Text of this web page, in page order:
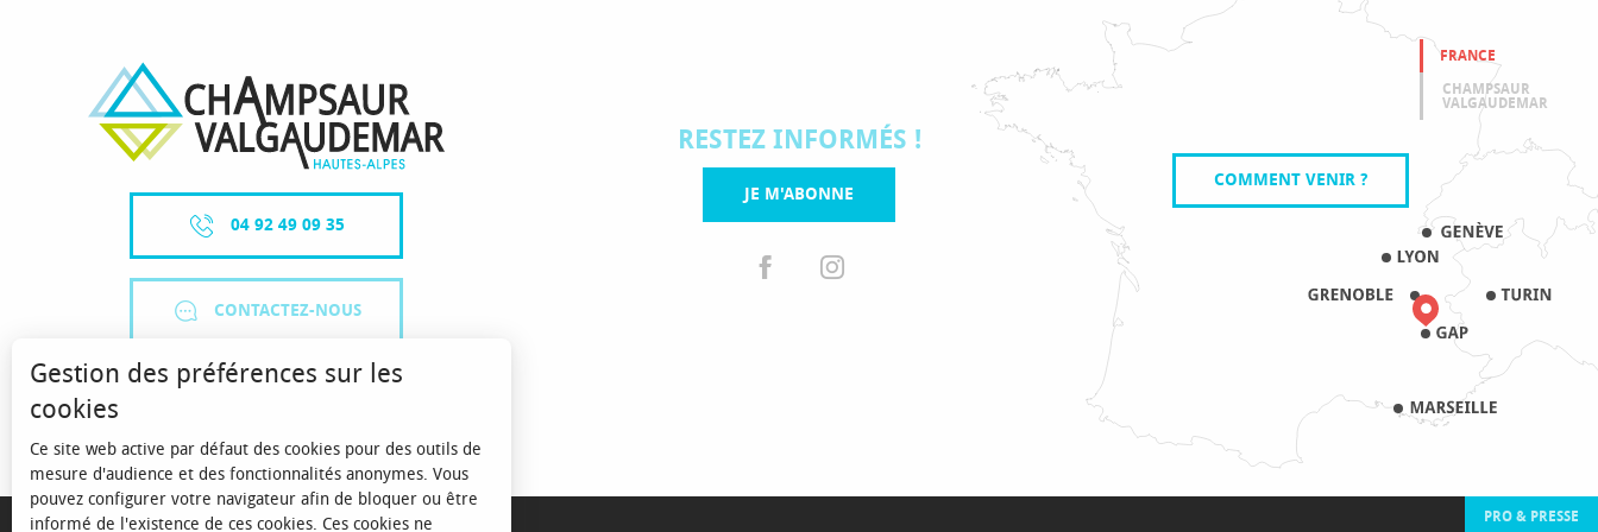
04 92 49 09 35
CONTACTEZ-NOUS
RESTEZ INFORMÉS !
JE M'ABONNE
FRANCE
CHAMPSAUR
VALGAUDEMAR
COMMENT VENIR ?
MENTIONS LÉGALES PRO & PRESSE
Gestion des préférences sur les
cookies
Ce site web active par défaut des cookies pour des outils de
mesure d'audience et des fonctionnalités anonymes. Vous
pouvez configurer votre navigateur afin de bloquer ou être
informé de l'existence de ces cookies. Ces cookies ne